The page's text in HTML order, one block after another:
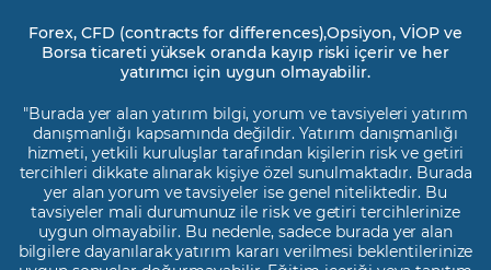
Forex, CFD (contracts for differences),Opsiyon, VİOP ve
Borsa ticareti yüksek oranda kayıp riski içerir ve her
yatırımcı için uygun olmayabilir.
"Burada yer alan yatırım bilgi, yorum ve tavsiyeleri yatırım
danışmanlığı kapsamında değildir. Yatırım danışmanlığı
hizmeti, yetkili kuruluşlar tarafından kişilerin risk ve getiri
tercihleri dikkate alınarak kişiye özel sunulmaktadır. Burada
yer alan yorum ve tavsiyeler ise genel niteliktedir. Bu
tavsiyeler mali durumunuz ile risk ve getiri tercihlerinize
uygun olmayabilir. Bu nedenle, sadece burada yer alan
bilgilere dayanılarak yatırım kararı verilmesi beklentilerinize